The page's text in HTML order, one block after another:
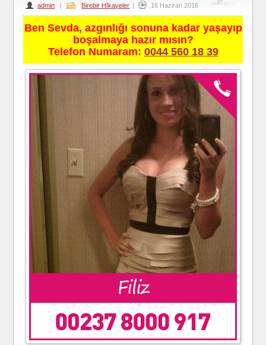
admin | Birebir Hİkayeler | 16 Haziran 2016
Ben Sevda, azgınlığı sonuna kadar yaşayıp
boşalmaya hazır mısın?
Telefon Numaram: 0044 560 18 39